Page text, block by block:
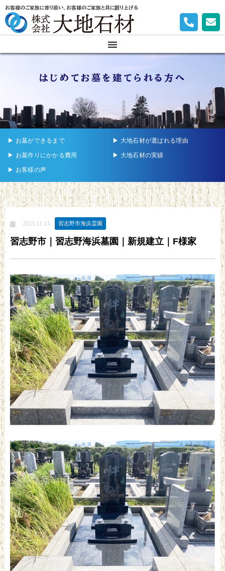
お客様のご家族に寄り添い、お客様のご家族と共に創り上げる
はじめてお墓を建てられる方へ
▶︎ お墓ができるまで ▶︎ 大地石材が選ばれる理由
▶︎ お墓作りにかかる費用 ▶︎ 大地石材の実績
▶︎ お客様の声
2025.11.13 習志野市海浜霊園
習志野市｜習志野海浜墓園｜新規建立｜F様家